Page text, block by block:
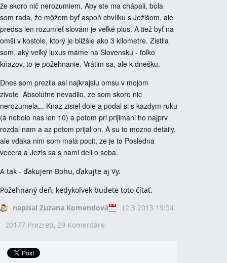
že skoro nič nerozumiem. Aby ste ma chápali, bola
som rada, že môžem byť aspoň chvíľku s Ježišom, ale
predsa len rozumieť slovám je veľké plus. A tiež byť na
omši v kostole, ktorý je bližšie ako 3 kilometre. Zistila
som, aký veľký luxus máme na Slovensku - toľko
kňazov, to je požehnanie. Vrátim sa, ale k dnešku.
Dnes som prezila asi najkrajsiu omsu v mojom
zivote Absolutne nevadilo, ze som skoro nic
nerozumela... Knaz zisiel dole a podal si s kazdym ruku
(a nebolo nas len 10) a potom pri prijimani ho najprv
rozdal nam a az potom prijal on. A su to mozno detaily,
ale vdaka nim som mala pocit, ze je to Posledna
vecera a Jezis sa s nami deli o seba.
A tak - ďakujem Bohu, ďakujte aj Vy.
Požehnaný deň, kedykoľvek budete toto čítať.
napísal Zuzana Komendová
12.3.2013 19:54
20177 Prezretí, 29 Komentáre